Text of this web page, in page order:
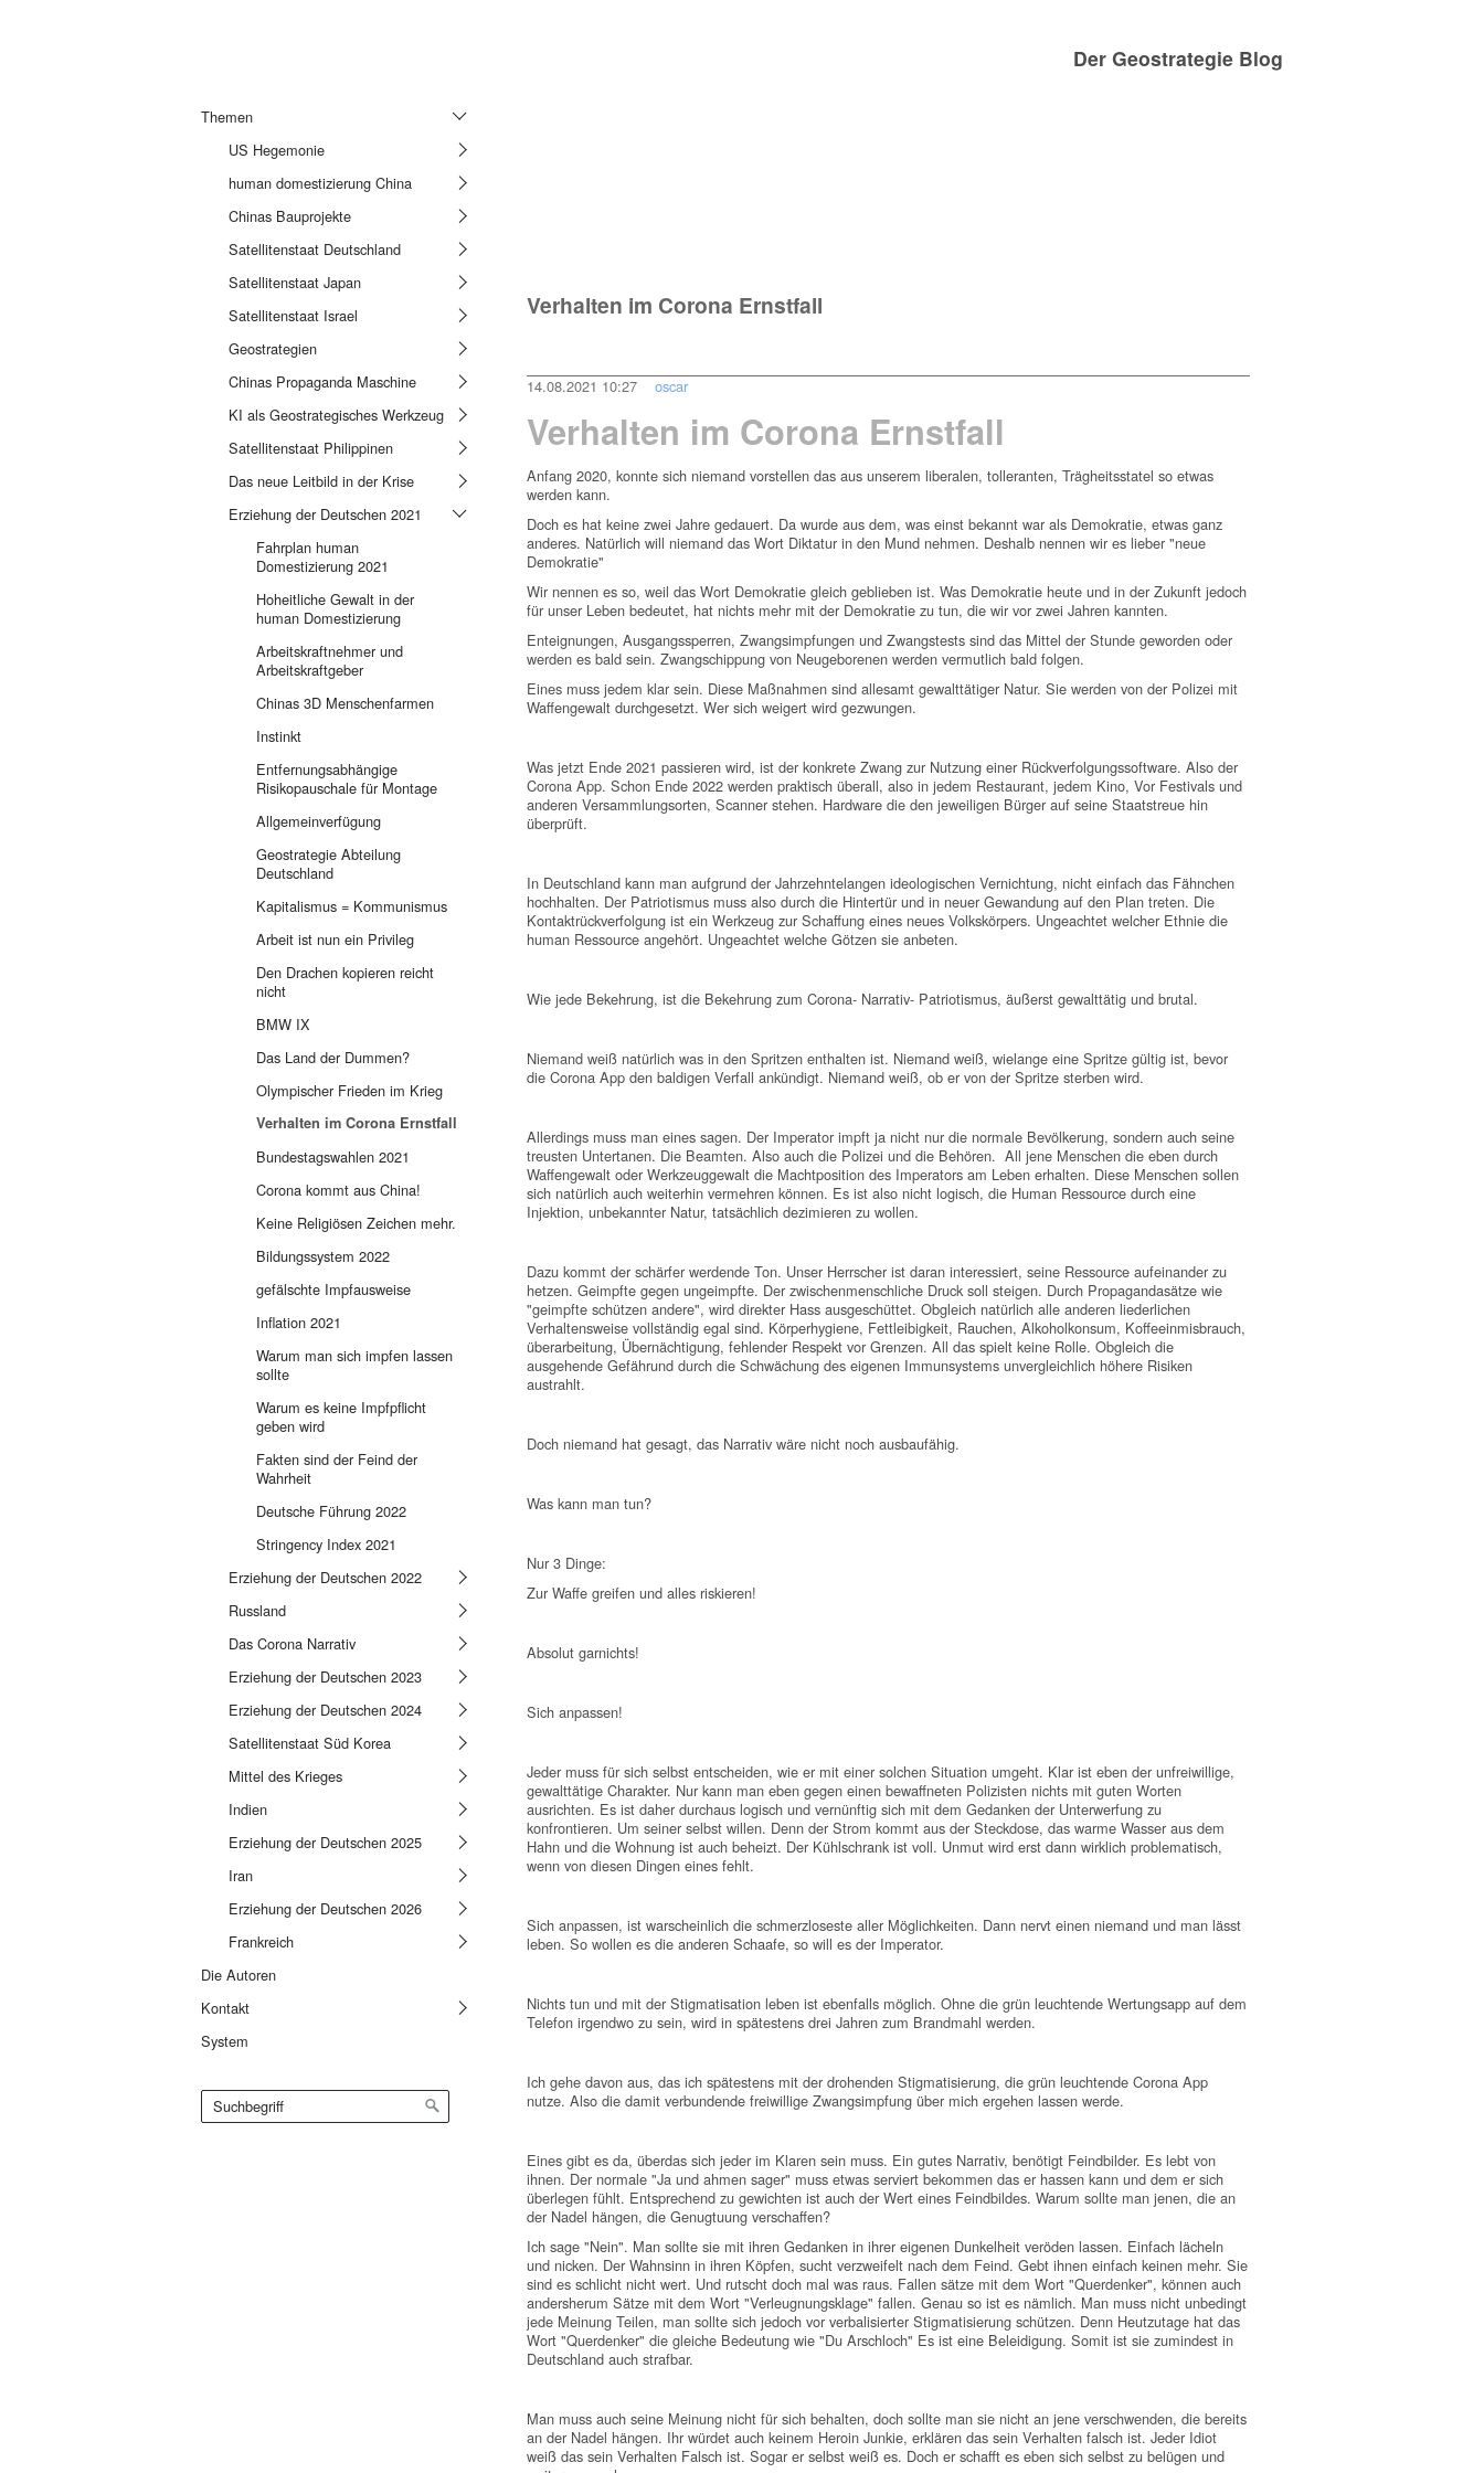
Der Geostrategie Blog
Themen
US Hegemonie
human domestizierung China
Chinas Bauprojekte
Satellitenstaat Deutschland
Satellitenstaat Japan
Satellitenstaat Israel
Geostrategien
Chinas Propaganda Maschine
KI als Geostrategisches Werkzeug
Satellitenstaat Philippinen
Das neue Leitbild in der Krise
Erziehung der Deutschen 2021
Fahrplan human
Domestizierung 2021
Hoheitliche Gewalt in der
human Domestizierung
Arbeitskraftnehmer und
Arbeitskraftgeber
Chinas 3D Menschenfarmen
Instinkt
Entfernungsabhängige
Risikopauschale für Montage
Allgemeinverfügung
Geostrategie Abteilung
Deutschland
Kapitalismus = Kommunismus
Arbeit ist nun ein Privileg
Den Drachen kopieren reicht
nicht
BMW IX
Das Land der Dummen?
Olympischer Frieden im Krieg
Verhalten im Corona Ernstfall
Bundestagswahlen 2021
Corona kommt aus China!
Keine Religiösen Zeichen mehr.
Bildungssystem 2022
gefälschte Impfausweise
Inflation 2021
Warum man sich impfen lassen
sollte
Warum es keine Impfpflicht
geben wird
Fakten sind der Feind der
Wahrheit
Deutsche Führung 2022
Stringency Index 2021
Erziehung der Deutschen 2022
Russland
Das Corona Narrativ
Erziehung der Deutschen 2023
Erziehung der Deutschen 2024
Satellitenstaat Süd Korea
Mittel des Krieges
Indien
Erziehung der Deutschen 2025
Iran
Erziehung der Deutschen 2026
Frankreich
Die Autoren
Kontakt
System
Verhalten im Corona Ernstfall
14.08.2021 10:27 oscar
Verhalten im Corona Ernstfall
Anfang 2020, konnte sich niemand vorstellen das aus unserem liberalen, tolleranten, Trägheitsstatel so etwas
werden kann.
Doch es hat keine zwei Jahre gedauert. Da wurde aus dem, was einst bekannt war als Demokratie, etwas ganz
anderes. Natürlich will niemand das Wort Diktatur in den Mund nehmen. Deshalb nennen wir es lieber "neue
Demokratie"
Wir nennen es so, weil das Wort Demokratie gleich geblieben ist. Was Demokratie heute und in der Zukunft jedoch
für unser Leben bedeutet, hat nichts mehr mit der Demokratie zu tun, die wir vor zwei Jahren kannten.
Enteignungen, Ausgangssperren, Zwangsimpfungen und Zwangstests sind das Mittel der Stunde geworden oder
werden es bald sein. Zwangschippung von Neugeborenen werden vermutlich bald folgen.
Eines muss jedem klar sein. Diese Maßnahmen sind allesamt gewalttätiger Natur. Sie werden von der Polizei mit
Waffengewalt durchgesetzt. Wer sich weigert wird gezwungen.
Was jetzt Ende 2021 passieren wird, ist der konkrete Zwang zur Nutzung einer Rückverfolgungssoftware. Also der
Corona App. Schon Ende 2022 werden praktisch überall, also in jedem Restaurant, jedem Kino, Vor Festivals und
anderen Versammlungsorten, Scanner stehen. Hardware die den jeweiligen Bürger auf seine Staatstreue hin
überprüft.
In Deutschland kann man aufgrund der Jahrzehntelangen ideologischen Vernichtung, nicht einfach das Fähnchen
hochhalten. Der Patriotismus muss also durch die Hintertür und in neuer Gewandung auf den Plan treten. Die
Kontaktrückverfolgung ist ein Werkzeug zur Schaffung eines neues Volkskörpers. Ungeachtet welcher Ethnie die
human Ressource angehört. Ungeachtet welche Götzen sie anbeten.
Wie jede Bekehrung, ist die Bekehrung zum Corona- Narrativ- Patriotismus, äußerst gewalttätig und brutal.
Niemand weiß natürlich was in den Spritzen enthalten ist. Niemand weiß, wielange eine Spritze gültig ist, bevor
die Corona App den baldigen Verfall ankündigt. Niemand weiß, ob er von der Spritze sterben wird.
Allerdings muss man eines sagen. Der Imperator impft ja nicht nur die normale Bevölkerung, sondern auch seine
treusten Untertanen. Die Beamten. Also auch die Polizei und die Behören. All jene Menschen die eben durch
Waffengewalt oder Werkzeuggewalt die Machtposition des Imperators am Leben erhalten. Diese Menschen sollen
sich natürlich auch weiterhin vermehren können. Es ist also nicht logisch, die Human Ressource durch eine
Injektion, unbekannter Natur, tatsächlich dezimieren zu wollen.
Dazu kommt der schärfer werdende Ton. Unser Herrscher ist daran interessiert, seine Ressource aufeinander zu
hetzen. Geimpfte gegen ungeimpfte. Der zwischenmenschliche Druck soll steigen. Durch Propagandasätze wie
"geimpfte schützen andere", wird direkter Hass ausgeschüttet. Obgleich natürlich alle anderen liederlichen
Verhaltensweise vollständig egal sind. Körperhygiene, Fettleibigkeit, Rauchen, Alkoholkonsum, Koffeeinmisbrauch,
überarbeitung, Übernächtigung, fehlender Respekt vor Grenzen. All das spielt keine Rolle. Obgleich die
ausgehende Gefährund durch die Schwächung des eigenen Immunsystems unvergleichlich höhere Risiken
austrahlt.
Doch niemand hat gesagt, das Narrativ wäre nicht noch ausbaufähig.
Was kann man tun?
Nur 3 Dinge:
Zur Waffe greifen und alles riskieren!
Absolut garnichts!
Sich anpassen!
Jeder muss für sich selbst entscheiden, wie er mit einer solchen Situation umgeht. Klar ist eben der unfreiwillige,
gewalttätige Charakter. Nur kann man eben gegen einen bewaffneten Polizisten nichts mit guten Worten
ausrichten. Es ist daher durchaus logisch und vernünftig sich mit dem Gedanken der Unterwerfung zu
konfrontieren. Um seiner selbst willen. Denn der Strom kommt aus der Steckdose, das warme Wasser aus dem
Hahn und die Wohnung ist auch beheizt. Der Kühlschrank ist voll. Unmut wird erst dann wirklich problematisch,
wenn von diesen Dingen eines fehlt.
Sich anpassen, ist warscheinlich die schmerzloseste aller Möglichkeiten. Dann nervt einen niemand und man lässt
leben. So wollen es die anderen Schaafe, so will es der Imperator.
Nichts tun und mit der Stigmatisation leben ist ebenfalls möglich. Ohne die grün leuchtende Wertungsapp auf dem
Telefon irgendwo zu sein, wird in spätestens drei Jahren zum Brandmahl werden.
Ich gehe davon aus, das ich spätestens mit der drohenden Stigmatisierung, die grün leuchtende Corona App
nutze. Also die damit verbundende freiwillige Zwangsimpfung über mich ergehen lassen werde.
Eines gibt es da, überdas sich jeder im Klaren sein muss. Ein gutes Narrativ, benötigt Feindbilder. Es lebt von
ihnen. Der normale "Ja und ahmen sager" muss etwas serviert bekommen das er hassen kann und dem er sich
überlegen fühlt. Entsprechend zu gewichten ist auch der Wert eines Feindbildes. Warum sollte man jenen, die an
der Nadel hängen, die Genugtuung verschaffen?
Ich sage "Nein". Man sollte sie mit ihren Gedanken in ihrer eigenen Dunkelheit veröden lassen. Einfach lächeln
und nicken. Der Wahnsinn in ihren Köpfen, sucht verzweifelt nach dem Feind. Gebt ihnen einfach keinen mehr. Sie
sind es schlicht nicht wert. Und rutscht doch mal was raus. Fallen sätze mit dem Wort "Querdenker", können auch
andersherum Sätze mit dem Wort "Verleugnungsklage" fallen. Genau so ist es nämlich. Man muss nicht unbedingt
jede Meinung Teilen, man sollte sich jedoch vor verbalisierter Stigmatisierung schützen. Denn Heutzutage hat das
Wort "Querdenker" die gleiche Bedeutung wie "Du Arschloch" Es ist eine Beleidigung. Somit ist sie zumindest in
Deutschland auch strafbar.
Man muss auch seine Meinung nicht für sich behalten, doch sollte man sie nicht an jene verschwenden, die bereits
an der Nadel hängen. Ihr würdet auch keinem Heroin Junkie, erklären das sein Verhalten falsch ist. Jeder Idiot
weiß das sein Verhalten Falsch ist. Sogar er selbst weiß es. Doch er schafft es eben sich selbst zu belügen und